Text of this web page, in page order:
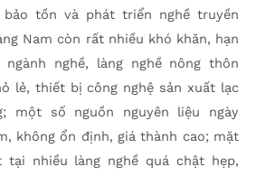
tồn và phát triển nghề truyền
Nam còn rất nhiều khó khăn, hạn
ngành nghề, làng nghề nông thôn
lẻ, thiết bị công nghệ sản xuất lạc
một số nguồn nguyên liệu ngày
không ổn định, giá thành cao; mặt
tại nhiều làng nghề quá chật hẹp,